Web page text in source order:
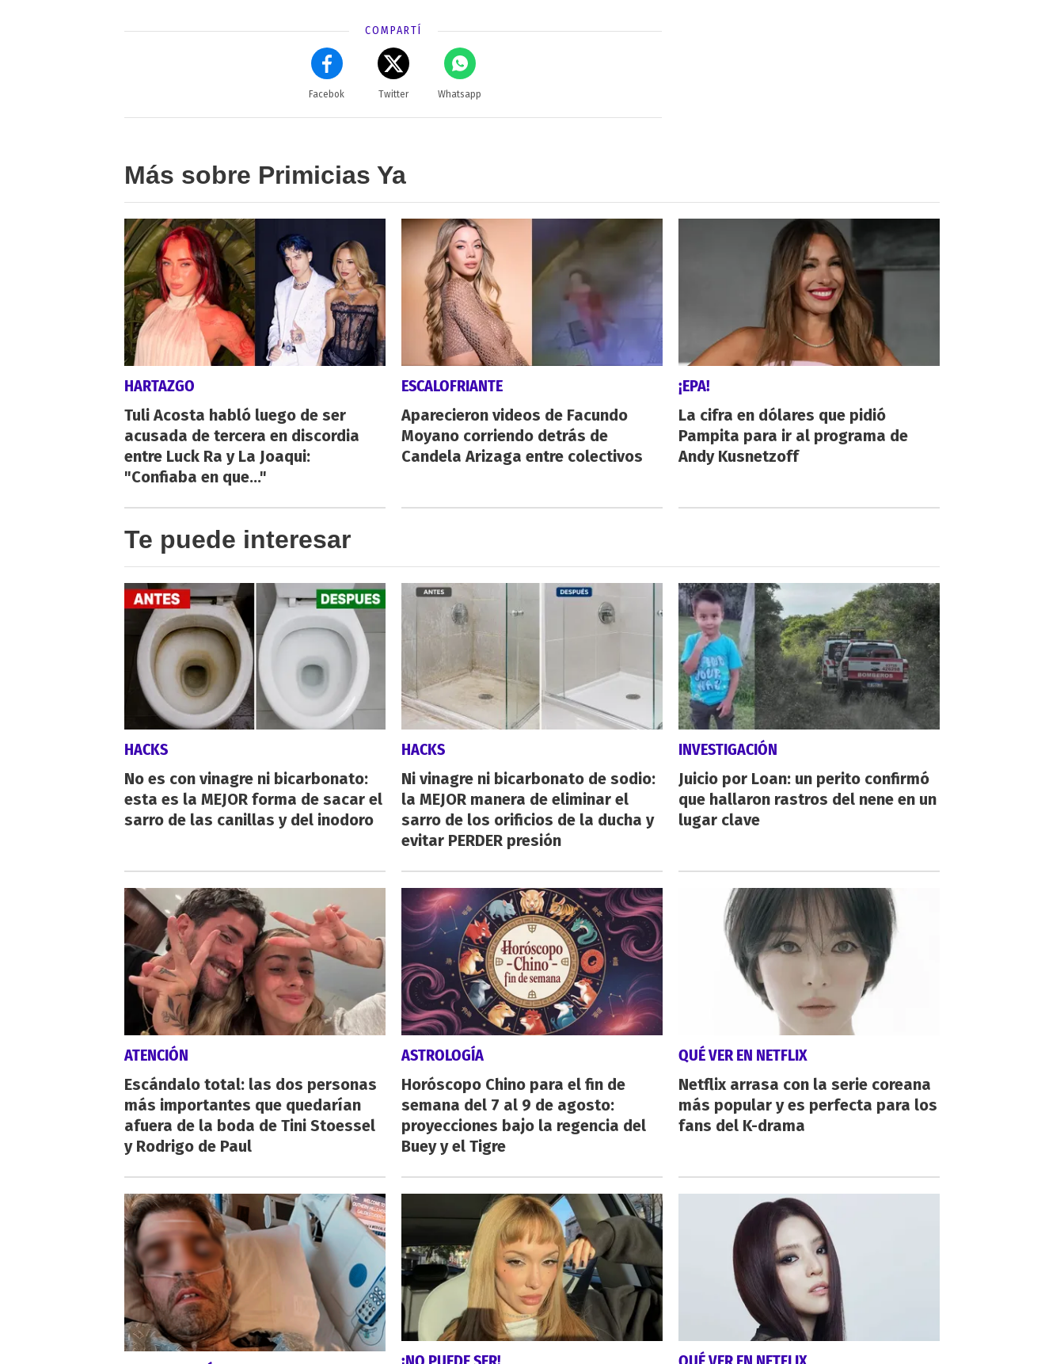
COMPARTÍ
Facebok Twitter Whatsapp
Más sobre Primicias Ya
HARTAZGO
Tuli Acosta habló luego de ser
acusada de tercera en discordia
entre Luck Ra y La Joaqui:
"Confiaba en que..."
ESCALOFRIANTE
Aparecieron videos de Facundo
Moyano corriendo detrás de
Candela Arizaga entre colectivos
¡EPA!
La cifra en dólares que pidió
Pampita para ir al programa de
Andy Kusnetzoff
Te puede interesar
HACKS
No es con vinagre ni bicarbonato:
esta es la MEJOR forma de sacar el
sarro de las canillas y del inodoro
HACKS
Ni vinagre ni bicarbonato de sodio:
la MEJOR manera de eliminar el
sarro de los orificios de la ducha y
evitar PERDER presión
INVESTIGACIÓN
Juicio por Loan: un perito confirmó
que hallaron rastros del nene en un
lugar clave
ATENCIÓN
Escándalo total: las dos personas
más importantes que quedarían
afuera de la boda de Tini Stoessel
y Rodrigo de Paul
ASTROLOGÍA
Horóscopo Chino para el fin de
semana del 7 al 9 de agosto:
proyecciones bajo la regencia del
Buey y el Tigre
QUÉ VER EN NETFLIX
Netflix arrasa con la serie coreana
más popular y es perfecta para los
fans del K-drama